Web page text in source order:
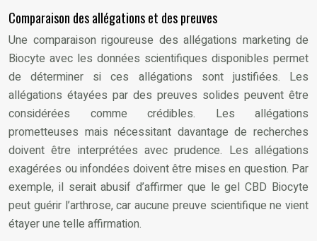
Comparaison des allégations et des preuves
Une comparaison rigoureuse des allégations marketing de
Biocyte avec les données scientifiques disponibles permet
de déterminer si ces allégations sont justifiées. Les
allégations étayées par des preuves solides peuvent être
considérées comme crédibles. Les allégations
prometteuses mais nécessitant davantage de recherches
doivent être interprétées avec prudence. Les allégations
exagérées ou infondées doivent être mises en question. Par
exemple, il serait abusif d’affirmer que le gel CBD Biocyte
peut guérir l’arthrose, car aucune preuve scientifique ne vient
étayer une telle affirmation.